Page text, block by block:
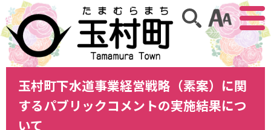
アクセ
サイト内検索
玉村町下水道事業経営戦略（素案）に関
するパブリックコメントの実施結果につ
いて